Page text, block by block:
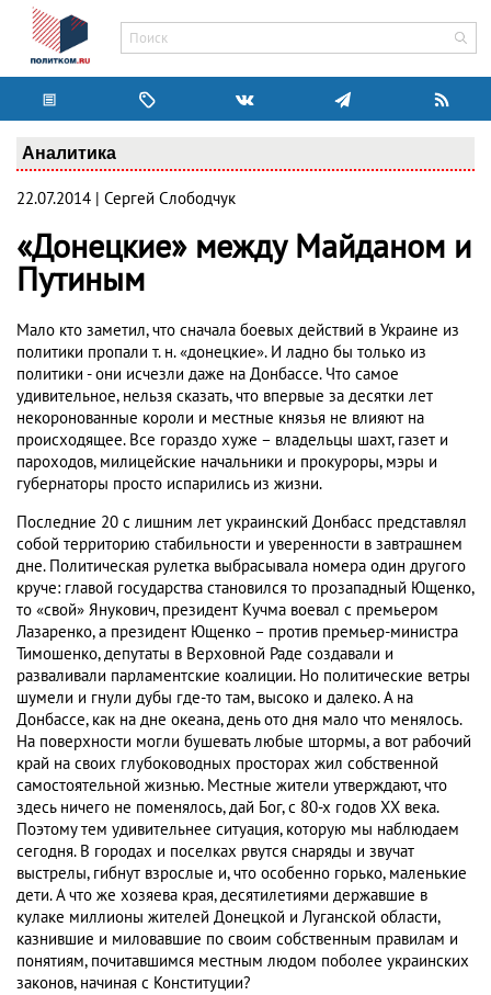
Аналитика
22.07.2014 | Сергей Слободчук
«Донецкие» между Майданом и
Путиным
Мало кто заметил, что сначала боевых действий в Украине из
политики пропали т. н. «донецкие». И ладно бы только из
политики - они исчезли даже на Донбассе. Что самое
удивительное, нельзя сказать, что впервые за десятки лет
некоронованные короли и местные князья не влияют на
происходящее. Все гораздо хуже – владельцы шахт, газет и
пароходов, милицейские начальники и прокуроры, мэры и
губернаторы просто испарились из жизни.
Последние 20 с лишним лет украинский Донбасс представлял
собой территорию стабильности и уверенности в завтрашнем
дне. Политическая рулетка выбрасывала номера один другого
круче: главой государства становился то прозападный Ющенко,
то «свой» Янукович, президент Кучма воевал с премьером
Лазаренко, а президент Ющенко – против премьер-министра
Тимошенко, депутаты в Верховной Раде создавали и
разваливали парламентские коалиции. Но политические ветры
шумели и гнули дубы где-то там, высоко и далеко. А на
Донбассе, как на дне океана, день ото дня мало что менялось.
На поверхности могли бушевать любые штормы, а вот рабочий
край на своих глубоководных просторах жил собственной
самостоятельной жизнью. Местные жители утверждают, что
здесь ничего не поменялось, дай Бог, с 80-х годов XX века.
Поэтому тем удивительнее ситуация, которую мы наблюдаем
сегодня. В городах и поселках рвутся снаряды и звучат
выстрелы, гибнут взрослые и, что особенно горько, маленькие
дети. А что же хозяева края, десятилетиями державшие в
кулаке миллионы жителей Донецкой и Луганской области,
казнившие и миловавшие по своим собственным правилам и
понятиям, почитавшимся местным людом поболее украинских
законов, начиная с Конституции?